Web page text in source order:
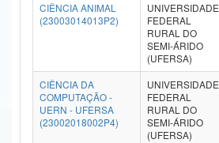
Secretaria de Governo
Gabinete de Segurança Institucional
Advocacia-Geral da União
Banco Central do Brasil
CIÊNCIA ANIMAL
(23003014013P2)
UNIVERSIDADE
FEDERAL
RURAL DO
SEMI-ÁRIDO
(UFERSA)
CIÊNCIA DA
COMPUTAÇÃO -
UERN - UFERSA
(23002018002P4)
UNIVERSIDADE
FEDERAL
RURAL DO
SEMI-ÁRIDO
(UFERSA)